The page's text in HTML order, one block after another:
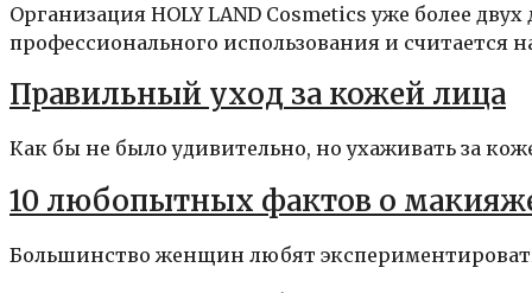
Организация HOLY LAND Cosmetics уже более
профессионального использования и считается
Правильный уход за кожей лица
Как бы не было удивительно, но ухаживать за
10 любопытных фактов о
Большинство женщин любят